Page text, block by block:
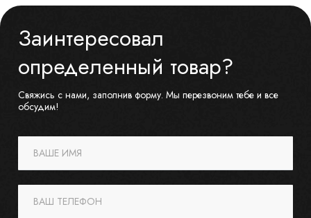
Заинтересовал
определенный товар?
Свяжись с нами, заполнив форму. Мы перезвоним тебе и все
обсудим!
ВАШЕ ИМЯ
ВАШ ТЕЛЕФОН